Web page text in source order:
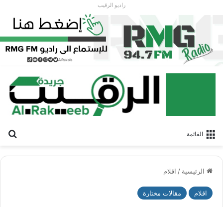
راديو الرقيب
القائمة
الرئيسية / اقلام
اقلام مقالات مختارة